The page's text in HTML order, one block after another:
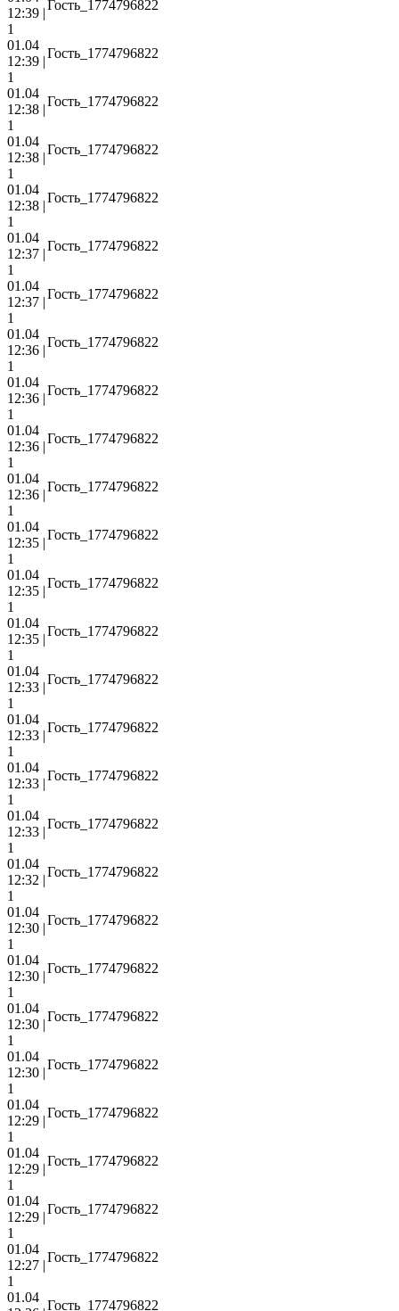
12:39 |
Гость_1774796822
1
01.04
12:39 |
Гость_1774796822
1
01.04
12:38 |
Гость_1774796822
1
01.04
12:38 |
Гость_1774796822
1
01.04
12:38 |
Гость_1774796822
1
01.04
12:37 |
Гость_1774796822
1
01.04
12:37 |
Гость_1774796822
1
01.04
12:36 |
Гость_1774796822
1
01.04
12:36 |
Гость_1774796822
1
01.04
12:36 |
Гость_1774796822
1
01.04
12:36 |
Гость_1774796822
1
01.04
12:35 |
Гость_1774796822
1
01.04
12:35 |
Гость_1774796822
1
01.04
12:35 |
Гость_1774796822
1
01.04
12:33 |
Гость_1774796822
1
01.04
12:33 |
Гость_1774796822
1
01.04
12:33 |
Гость_1774796822
1
01.04
12:33 |
Гость_1774796822
1
01.04
12:32 |
Гость_1774796822
1
01.04
12:30 |
Гость_1774796822
1
01.04
12:30 |
Гость_1774796822
1
01.04
12:30 |
Гость_1774796822
1
01.04
12:30 |
Гость_1774796822
1
01.04
12:29 |
Гость_1774796822
1
01.04
12:29 |
Гость_1774796822
1
01.04
12:29 |
Гость_1774796822
1
01.04
12:27 |
Гость_1774796822
1
01.04
Гость_1774796822